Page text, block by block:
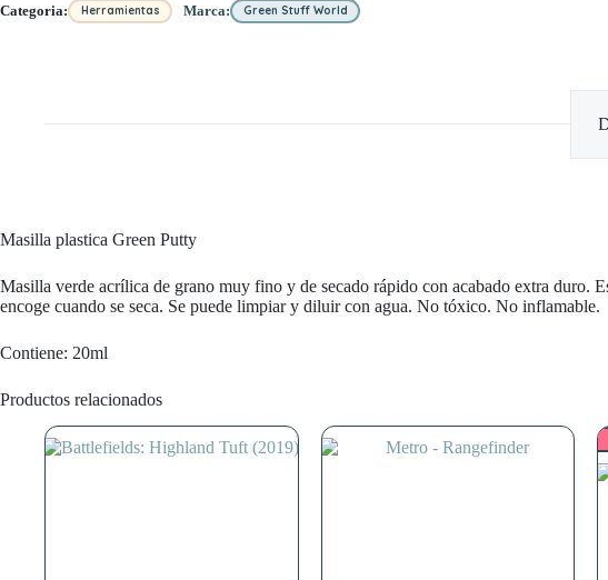
Categoria: Herramientas Marca: Green Stuff World
Masilla plastica Green Putty
Masilla verde acrílica de grano muy fino y de secado rápido con acabado extra duro.
encoge cuando se seca. Se puede limpiar y diluir con agua. No tóxico. No inflamable.
Contiene: 20ml
Productos relacionados